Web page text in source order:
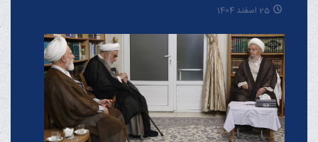
25 اسفند 1404